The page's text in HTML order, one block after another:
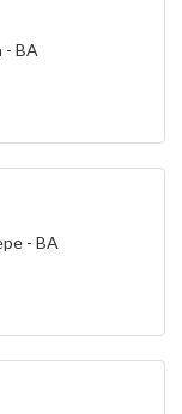
- BA
- BA